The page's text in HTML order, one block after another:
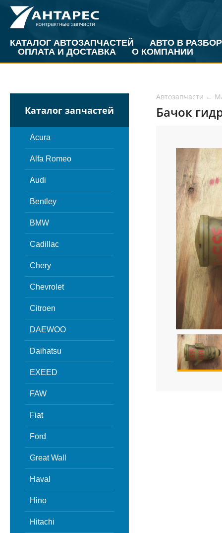
КАТАЛОГ АВТОЗАПЧАСТЕЙ
АВТО В РАЗБОР
ОПЛАТА И ДОСТАВКА
О КОМПАНИИ
Каталог запчастей
Acura
Alfa Romeo
Audi
Bentley
BMW
Cadillac
Chery
Chevrolet
Citroen
DAEWOO
Daihatsu
EXEED
FAW
Fiat
Ford
Great Wall
Haval
Hino
Hitachi
Автозапчасти ←
Бачок